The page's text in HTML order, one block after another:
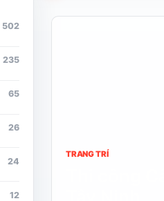
502
235
65
26
24
12
TRANG TRÍ